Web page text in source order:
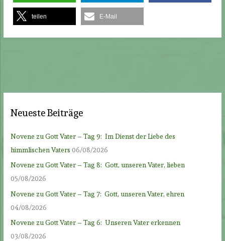
teilen E-Mail
Neueste Beiträge
Novene zu Gott Vater – Tag 9: Im Dienst der Liebe des
himmlischen Vaters 06/08/2026
Novene zu Gott Vater – Tag 8: Gott, unseren Vater, lieben
05/08/2026
Novene zu Gott Vater – Tag 7: Gott, unseren Vater, ehren
04/08/2026
Novene zu Gott Vater – Tag 6: Unseren Vater erkennen
03/08/2026